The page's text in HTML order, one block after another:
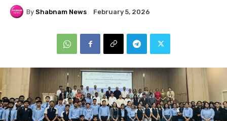
By Shabnam News February 5, 2026